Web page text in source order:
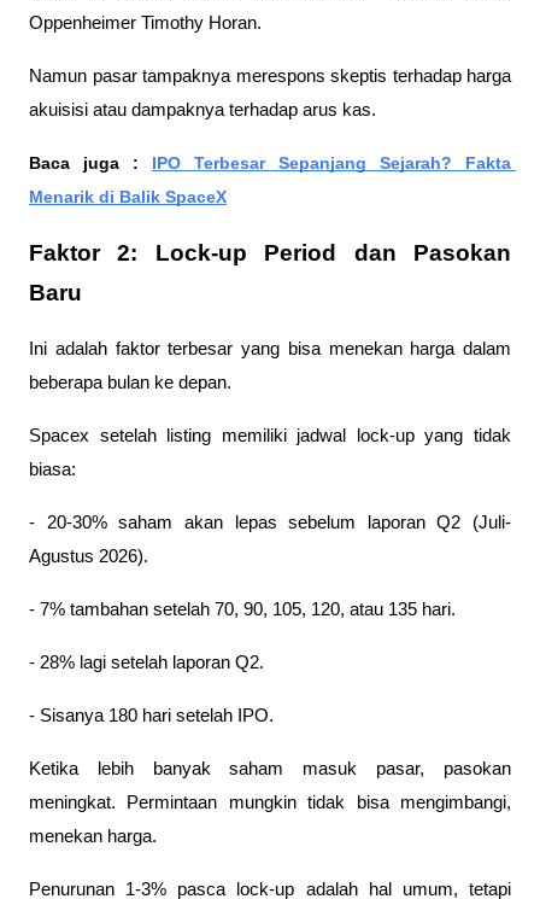
Oppenheimer Timothy Horan.
Namun pasar tampaknya merespons skeptis terhadap harga
akuisisi atau dampaknya terhadap arus kas.
Baca juga : IPO Terbesar Sepanjang Sejarah? Fakta
Menarik di Balik SpaceX
Faktor 2: Lock-up Period dan Pasokan
Baru
Ini adalah faktor terbesar yang bisa menekan harga dalam
beberapa bulan ke depan.
Spacex setelah listing memiliki jadwal lock-up yang tidak
biasa:
- 20-30% saham akan lepas sebelum laporan Q2 (Juli-
Agustus 2026).
- 7% tambahan setelah 70, 90, 105, 120, atau 135 hari.
- 28% lagi setelah laporan Q2.
- Sisanya 180 hari setelah IPO.
Ketika lebih banyak saham masuk pasar, pasokan
meningkat. Permintaan mungkin tidak bisa mengimbangi,
menekan harga.
Penurunan 1-3% pasca lock-up adalah hal umum, tetapi